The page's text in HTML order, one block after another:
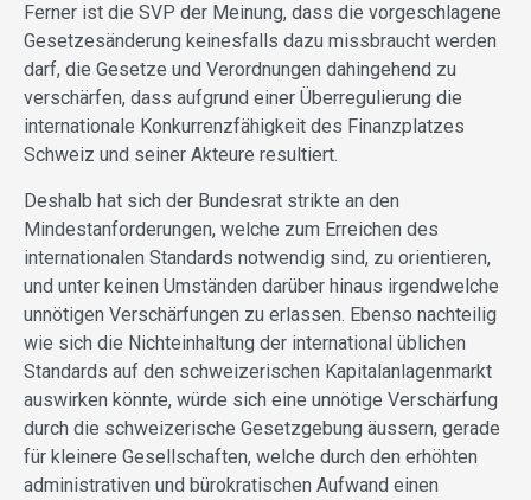
Ferner ist die SVP der Meinung, dass die vorgeschlagene
Gesetzesänderung keinesfalls dazu missbraucht werden
darf, die Gesetze und Verordnungen dahingehend zu
verschärfen, dass aufgrund einer Überregulierung die
internationale Konkurrenzfähigkeit des Finanzplatzes
Schweiz und seiner Akteure resultiert.
Deshalb hat sich der Bundesrat strikte an den
Mindestanforderungen, welche zum Erreichen des
internationalen Standards notwendig sind, zu orientieren,
und unter keinen Umständen darüber hinaus irgendwelche
unnötigen Verschärfungen zu erlassen. Ebenso nachteilig
wie sich die Nichteinhaltung der international üblichen
Standards auf den schweizerischen Kapitalanlagenmarkt
auswirken könnte, würde sich eine unnötige Verschärfung
durch die schweizerische Gesetzgebung äussern, gerade
für kleinere Gesellschaften, welche durch den erhöhten
administrativen und bürokratischen Aufwand einen